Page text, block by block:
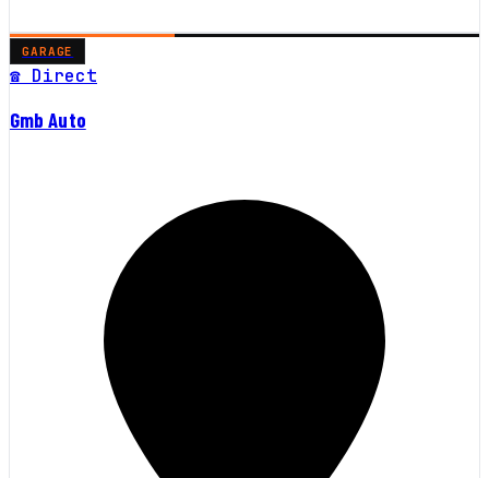
GARAGE
☎ Direct
Gmb Auto